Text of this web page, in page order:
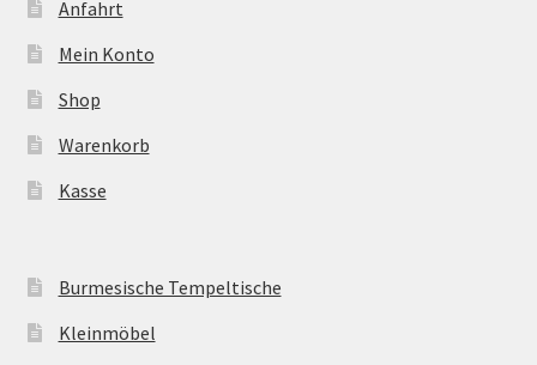
Anfahrt
Mein Konto
Shop
Warenkorb
Kasse
Burmesische Tempeltische
Kleinmöbel